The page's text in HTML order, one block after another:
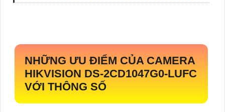
NHỮNG ƯU ĐIỂM CỦA CAMERA
HIKVISION DS-2CD1047G0-LUFC
VỚI THÔNG SỐ